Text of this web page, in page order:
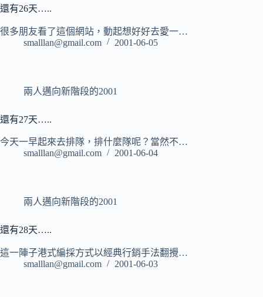
還有26天…..
很多朋友看了這個網站，動起想好好去愛一…
smalllan@gmail.com
2001-06-05
兩人邁向新階段的2001
還有27天…..
今天一早起來去排隊，排什麼隊呢？當然不…
smalllan@gmail.com
2001-06-04
兩人邁向新階段的2001
還有28天…..
這一陣子港式編採方式以經典行銷手法翻攪…
smalllan@gmail.com
2001-06-03